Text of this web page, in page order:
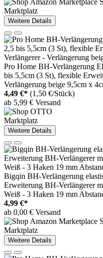
Marktplatz
Weitere Details
Pro Home BH-Verlängerung
bis 5,5cm (3 St), flexible
Verlängerung beige 9,5cm x
4,49 €* (1,50 €/Stück)
ab 5,99 € Versand
Marktplatz
Weitere Details
Bigqin BH-Verlängerung
Erweiterung BH-Verlängerer
Weiß - 3 Haken 19 mm
4,99 €*
ab 0,00 € Versand
Marktplatz
Weitere Details